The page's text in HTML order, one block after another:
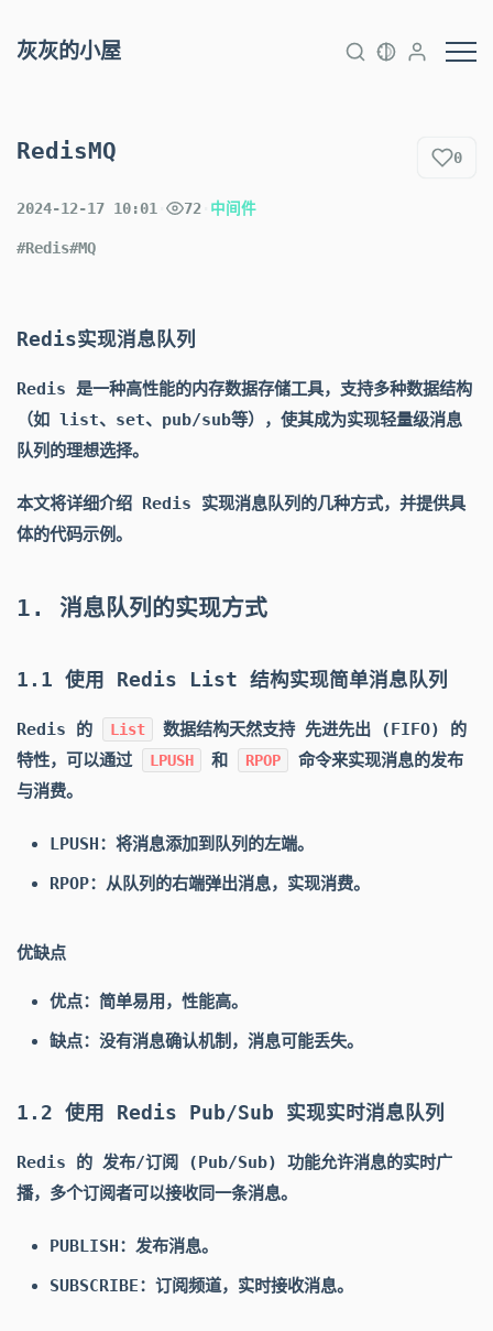
灰灰的小屋
RedisMQ 0
2024-12-17 10:01 72 中间件
#Redis#MQ
Redis实现消息队列
Redis 是一种高性能的内存数据存储工具，支持多种数据结构
（如 list、set、pub/sub等），使其成为实现轻量级消息
队列的理想选择。
本文将详细介绍 Redis 实现消息队列的几种方式，并提供具
体的代码示例。
1. 消息队列的实现方式
1.1 使用 Redis List 结构实现简单消息队列
Redis 的 List
数据结构天然支持 先进先出 (FIFO) 的
特性，可以通过
LPUSH 和 RPOP
命令来实现消息的发布
与消费。
LPUSH：将消息添加到队列的左端。
RPOP：从队列的右端弹出消息，实现消费。
优缺点
优点：简单易用，性能高。
缺点：没有消息确认机制，消息可能丢失。
1.2 使用 Redis Pub/Sub 实现实时消息队列
Redis 的 发布/订阅 (Pub/Sub) 功能允许消息的实时广
播，多个订阅者可以接收同一条消息。
PUBLISH：发布消息。
SUBSCRIBE：订阅频道，实时接收消息。